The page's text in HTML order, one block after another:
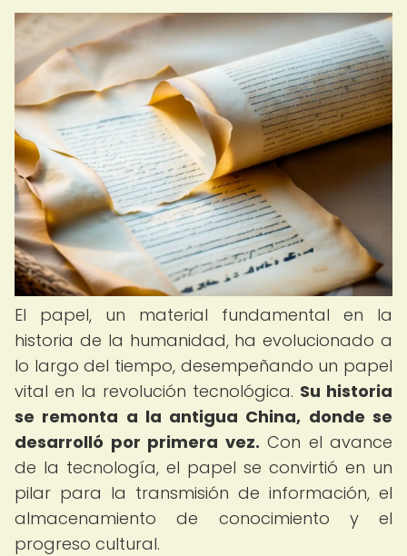
El papel, un material fundamental en la
historia de la humanidad, ha evolucionado a
lo largo del tiempo, desempeñando un papel
vital en la revolución tecnológica. Su historia
se remonta a la antigua China, donde se
desarrolló por primera vez. Con el avance
de la tecnología, el papel se convirtió en un
pilar para la transmisión de información, el
almacenamiento de conocimiento y el
progreso cultural.